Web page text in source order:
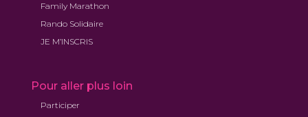
Family Marathon
Rando Solidaire
JE M’INSCRIS
Pour aller plus loin
Participer